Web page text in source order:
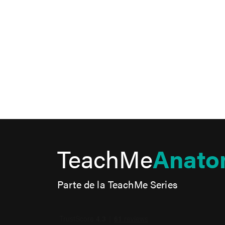
TeachMe
Parte de la TeachMe Series